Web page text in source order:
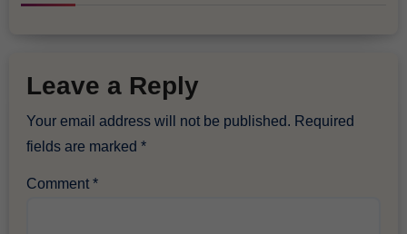
Leave a Reply
Your email address will not be published. Required
fields are marked*
Comment*